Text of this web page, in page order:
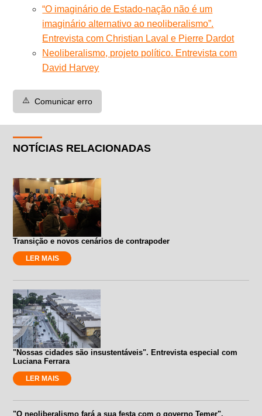
“O imaginário de Estado-nação não é um
imaginário alternativo ao neoliberalismo”.
Entrevista com Christian Laval e Pierre Dardot
Neoliberalismo, projeto político. Entrevista com
David Harvey
⚠️ Comunicar erro
NOTÍCIAS RELACIONADAS
Transição e novos cenários de contrapoder
LER MAIS
"Nossas cidades são insustentáveis". Entrevista especial com
Luciana Ferrara
LER MAIS
"O neoliberalismo fará a sua festa com o governo Temer".